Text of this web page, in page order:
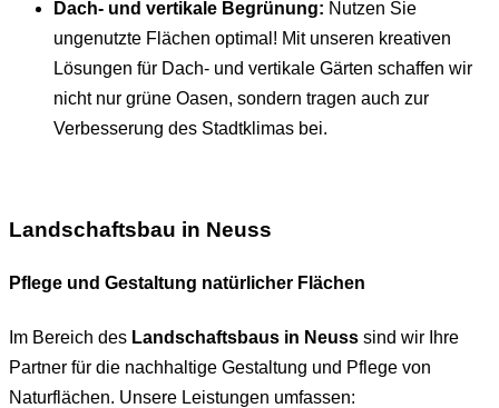
Dach- und vertikale Begrünung: Nutzen Sie
ungenutzte Flächen optimal! Mit unseren kreativen
Lösungen für Dach- und vertikale Gärten schaffen wir
nicht nur grüne Oasen, sondern tragen auch zur
Verbesserung des Stadtklimas bei.
Landschaftsbau in Neuss
Pflege und Gestaltung natürlicher Flächen
Im Bereich des Landschaftsbaus in Neuss sind wir Ihre
Partner für die nachhaltige Gestaltung und Pflege von
Naturflächen. Unsere Leistungen umfassen: